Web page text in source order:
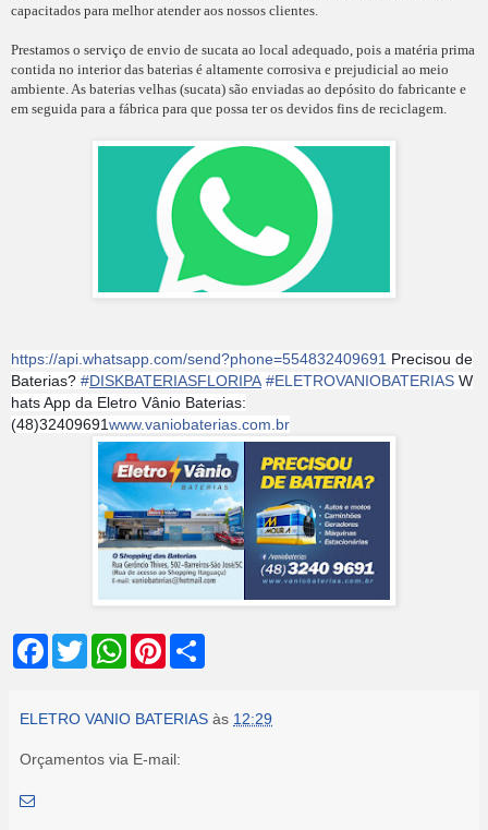
capacitados para melhor atender aos nossos clientes.
Prestamos o serviço de envio de sucata ao local adequado, pois a matéria prima
contida no interior das baterias é altamente corrosiva e prejudicial ao meio
ambiente. As baterias velhas (sucata) são enviadas ao depósito do fabricante e
em seguida para a fábrica para que possa ter os devidos fins de reciclagem.
https://api.whatsapp.com/send?phone=554832409691 Precisou de
Baterias? #DISKBATERIASFLORIPA #ELETROVANIOBATERIAS W
hats App da Eletro Vânio Baterias:
(48)32409691www.vaniobaterias.com.br
F
b
o
k
T
w
t
e
W
s
A
p
P
e
r
s
e
ELETRO VANIO BATERIAS às 12:29
Orçamentos via E-mail: